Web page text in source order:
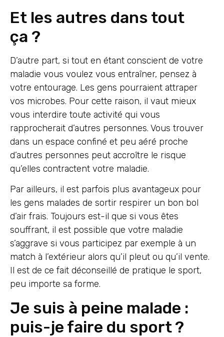
Et les autres dans tout
ça ?
D’autre part, si tout en étant conscient de votre
maladie vous voulez vous entraîner, pensez à
votre entourage. Les gens pourraient attraper
vos microbes. Pour cette raison, il vaut mieux
vous interdire toute activité qui vous
rapprocherait d’autres personnes. Vous trouver
dans un espace confiné et peu aéré proche
d’autres personnes peut accroître le risque
qu’elles contractent votre maladie.
Par ailleurs, il est parfois plus avantageux pour
les gens malades de sortir respirer un bon bol
d’air frais. Toujours est-il que si vous êtes
souffrant, il est possible que votre maladie
s’aggrave si vous participez par exemple à un
match à l’extérieur alors qu’il pleut ou qu’il vente.
Il est de ce fait déconseillé de pratique le sport,
peu importe sa forme.
Je suis à peine malade :
puis-je faire du sport ?